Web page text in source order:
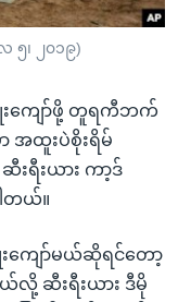
၅၊ ၂၀၁၉)
းကျော်ဖို့ တူရကီဘက်
အထူးပဲစိုးရိမ်
းရီးယား ကာ့ဒ်
တယ်။
ျော်မယ်ဆိုရင်တော့
လို့ ဆီးရီးယား ဒီမို